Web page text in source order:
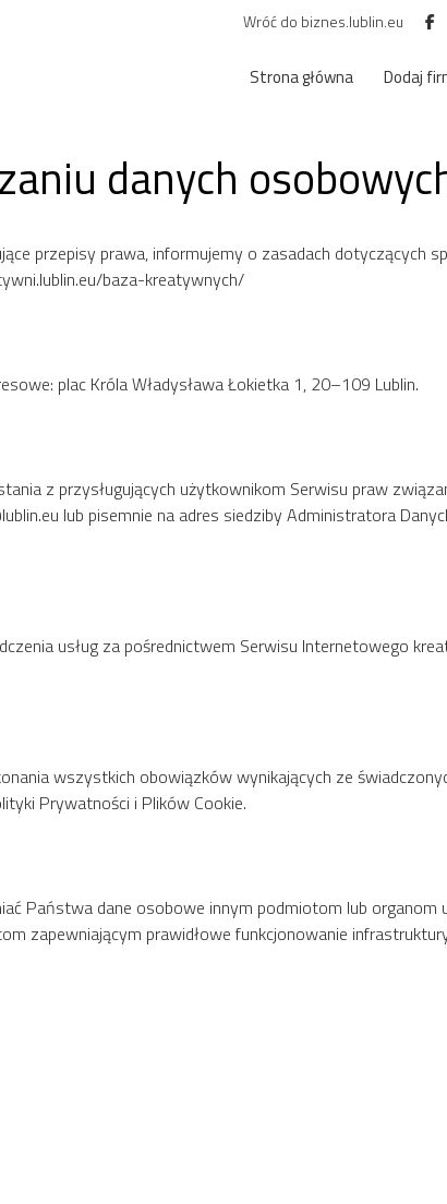
Wróć do biznes.lublin.eu
Strona główna Dodaj
danych
przepisy prawa, informujemy o zasadach dotyczących
baza-kreatywnych/
plac Króla Władysława Łokietka 1, 20–109 Lublin.
z przysługujących użytkownikom Serwisu praw
lub pisemnie na adres siedziby Administratora
usług za pośrednictwem Serwisu Internetowego
wszystkich obowiązków wynikających ze
Prywatności i Plików Cookie.
Państwa dane osobowe innym podmiotom lub organom
zapewniającym prawidłowe funkcjonowanie